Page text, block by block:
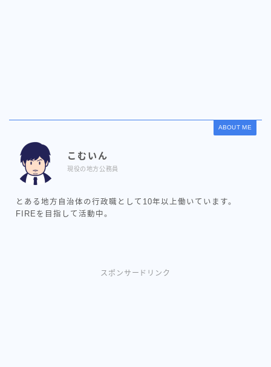
ABOUT ME
こむいん
現役の地方公務員
とある地方自治体の行政職として10年以上働いています。
FIREを目指して活動中。
スポンサードリンク